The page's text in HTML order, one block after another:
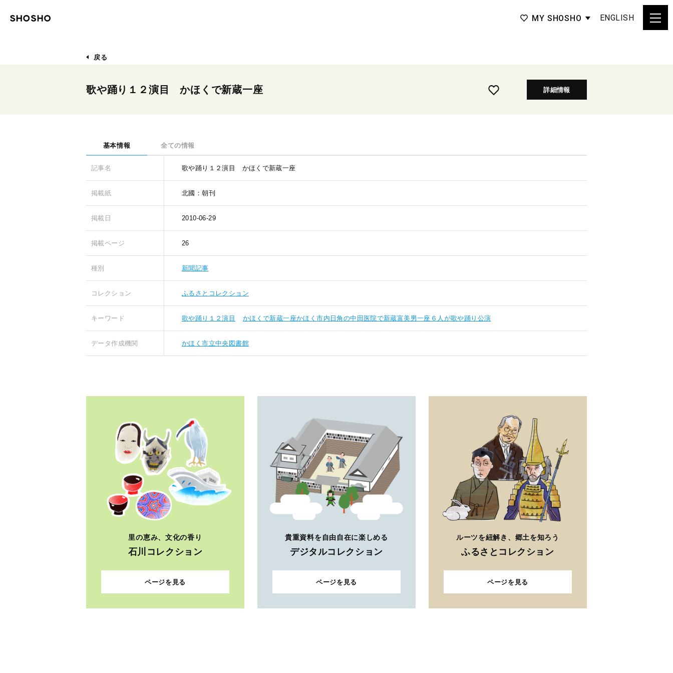
MY SHOSHO ENGLISH
戻る
歌や踊り１２演目 かほくで新蔵一座 詳細情報
基本情報 全ての情報
記事名 歌や踊り１２演目 かほくで新蔵一座
掲載紙 北國：朝刊
掲載日 2010-06-29
掲載ページ 26
種別 新聞記事
コレクション ふるさとコレクション
キーワード 歌や踊り１２演目 かほくで新蔵一座かほく市内日角の中田医院で新蔵富美男一座６人が歌や踊り公演
データ作成機関 かほく市立中央図書館
里の恵み、文化の香り
石川コレクション
ページを見る
貴重資料を自由自在に楽しめる
デジタルコレクション
ページを見る
ルーツを紐解き、郷土を知ろう
ふるさとコレクション
ページを見る